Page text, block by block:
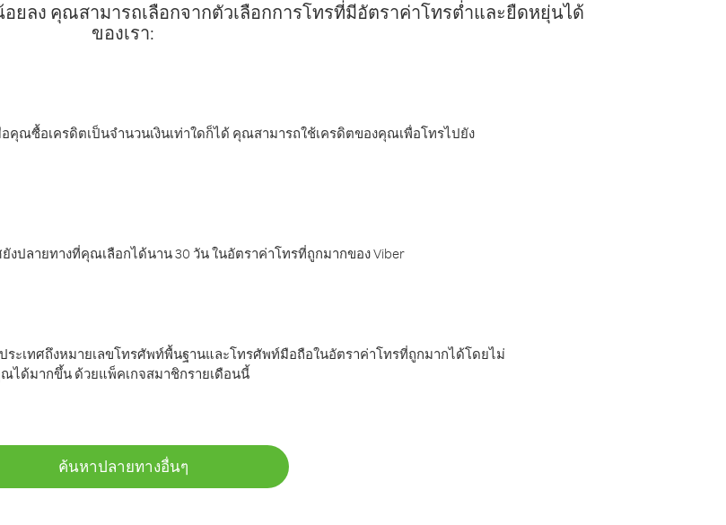
ยลง คุณสามารถเลือกจากตัวเลือกการโทรที่มีอัตราค่าโทรต่ำและยืดหยุ่นได้
ของเรา:
คุณซื้อเครดิตเป็นจำนวนเงินเท่าใดก็ได้ คุณสามารถใช้เครดิตของคุณเพื่อโทรไปยัง
ปลายทางที่คุณเลือกได้นาน 30 วัน ในอัตราค่าโทรที่ถูกมากของ Viber
ะเทศถึงหมายเลขโทรศัพท์พื้นฐานและโทรศัพท์มือถือในอัตราค่าโทรที่ถูกมากได้โดยไม่
ได้มากขึ้น ด้วยแพ็คเกจสมาชิกรายเดือนนี้
ค้นหาปลายทางอื่นๆ